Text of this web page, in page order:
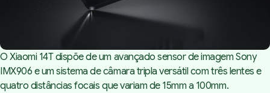
O Xiaomi 14T dispõe de um avançado sensor de imagem Sony
IMX906 e um sistema de câmara tripla versátil com três lentes e
quatro distâncias focais que variam de 15mm a 100mm.